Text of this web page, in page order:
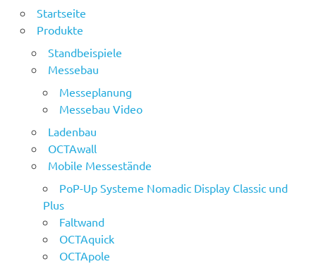
Startseite
Produkte
Standbeispiele
Messebau
Messeplanung
Messebau Video
Ladenbau
OCTAwall
Mobile Messestände
PoP-Up Systeme Nomadic Display Classic und
Plus
Faltwand
OCTAquick
OCTApole